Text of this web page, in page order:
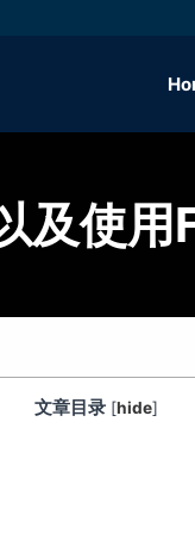
及使
文章目录 [hide]